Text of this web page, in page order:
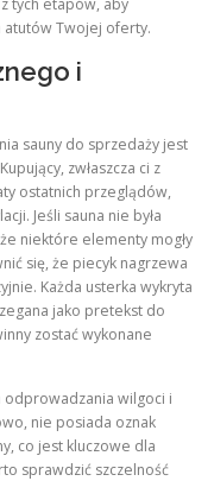
tych etapów, aby
atutów Twojej oferty.
i
sauny do sprzedaży jest
zwłaszcza ci z
ostatnich przeglądów,
Jeśli sauna nie była
niektóre elementy mogły
się, że piecyk nagrzewa
Każda usterka wykryta
jako pretekst do
zostać wykonane
odprowadzania wilgoci i
nie posiada oznak
co jest kluczowe dla
sprawdzić szczelność